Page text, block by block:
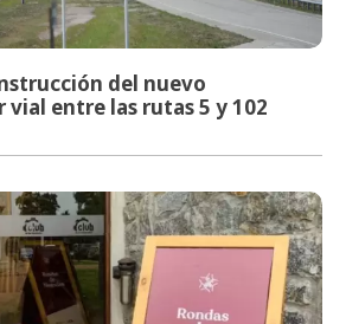
del nuevo
entre las rutas 5 y 102